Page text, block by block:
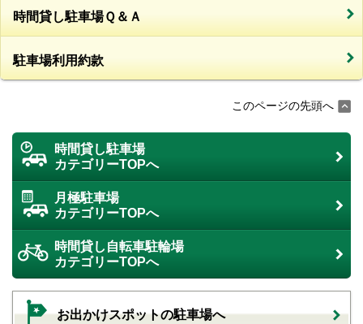
時間貸し駐車場Ｑ＆Ａ
駐車場利用約款
このページの先頭へ
時間貸し駐車場
カテゴリーTOPへ
月極駐車場
カテゴリーTOPへ
時間貸し自転車駐輪場
カテゴリーTOPへ
お出かけスポットの駐車場へ